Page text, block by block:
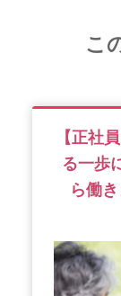
こ
【正社
る一歩
ら働